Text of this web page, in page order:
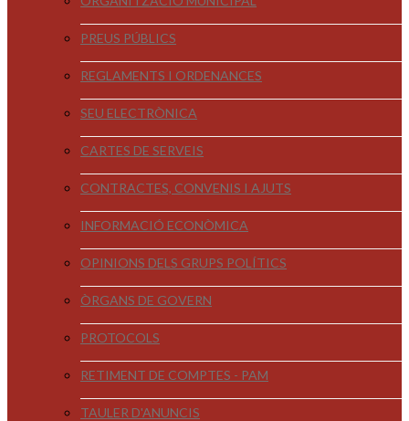
PREUS PÚBLICS
REGLAMENTS I ORDENANCES
SEU ELECTRÒNICA
CARTES DE SERVEIS
CONTRACTES, CONVENIS I AJUTS
INFORMACIÓ ECONÒMICA
OPINIONS DELS GRUPS POLÍTICS
ÒRGANS DE GOVERN
PROTOCOLS
RETIMENT DE COMPTES - PAM
TAULER D'ANUNCIS